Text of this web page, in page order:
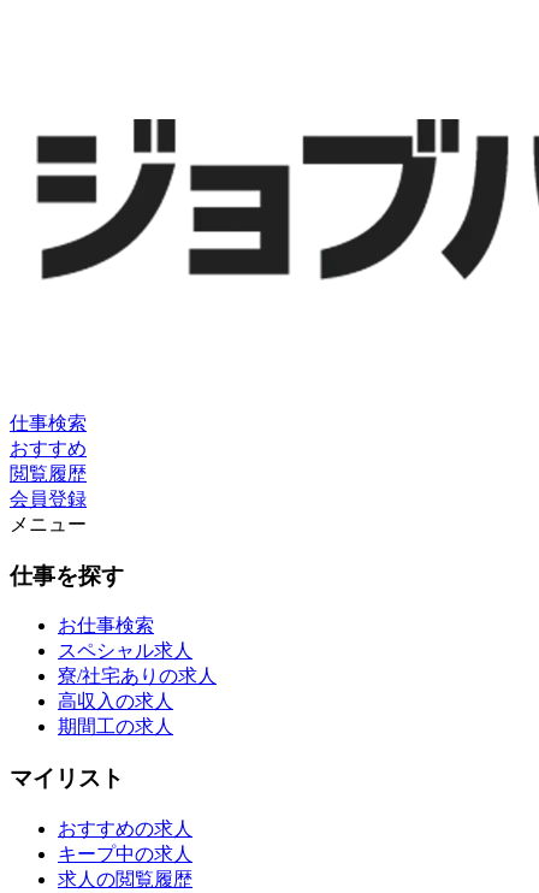
仕事検索
おすすめ
閲覧履歴
会員登録
メニュー
仕事を探す
お仕事検索
スペシャル求人
寮/社宅ありの求人
高収入の求人
期間工の求人
マイリスト
おすすめの求人
キープ中の求人
求人の閲覧履歴